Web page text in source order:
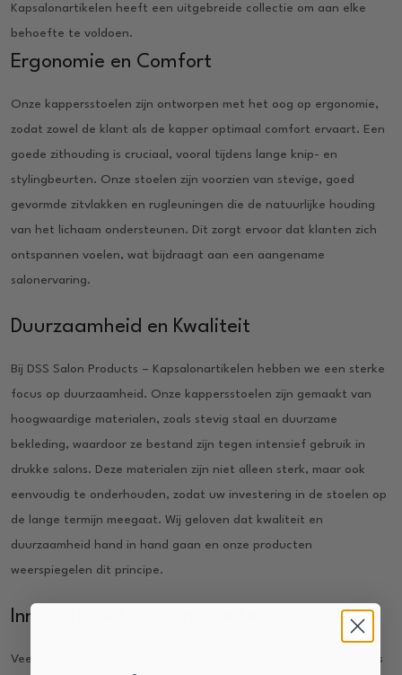
Kapsalonartikelen heeft een uitgebreide collectie om aan elke
behoefte te voldoen.
Ergonomie en Comfort
Onze kappersstoelen zijn ontworpen met het oog op ergonomie,
zodat zowel de klant als de kapper optimaal comfort ervaart. Een
goede zithouding is cruciaal, vooral tijdens lange knip- en
stylingbeurten. Onze stoelen zijn voorzien van stevige, goed
gevormde zitvlakken en rugleuningen die de natuurlijke houding
van het lichaam ondersteunen. Dit zorgt ervoor dat klanten zich
ontspannen voelen, wat bijdraagt aan een aangename
salonervaring.
Duurzaamheid en Kwaliteit
Bij DSS Salon Products – Kapsalonartikelen hebben we een sterke
focus op duurzaamheid. Onze kappersstoelen zijn gemaakt van
hoogwaardige materialen, zoals stevig staal en duurzame
bekleding, waardoor ze bestand zijn tegen intensief gebruik in
drukke salons. Deze materialen zijn niet alleen sterk, maar ook
eenvoudig te onderhouden, zodat uw investering in de stoelen op
de lange termijn meegaat. Wij geloven dat kwaliteit en
duurzaamheid hand in hand gaan en onze producten
weerspiegelen dit principe.
Innovatieve Functionaliteiten
Veel van onze modellen zijn uitgerust met geavanceerde functies